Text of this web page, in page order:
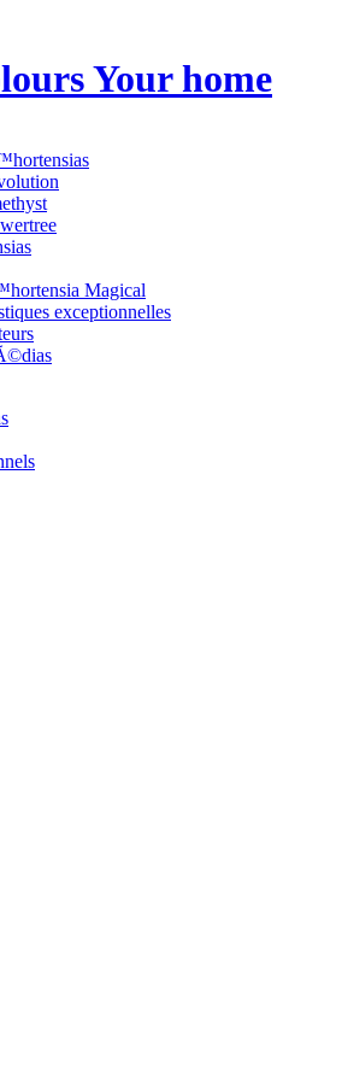
Your home
Magical
exceptionnelles